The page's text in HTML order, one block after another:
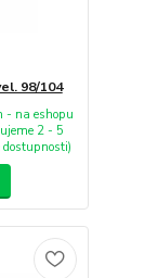
98/104
- na eshopu
2 - 5